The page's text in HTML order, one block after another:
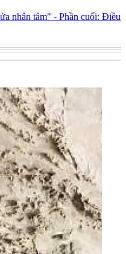
nhân tâm" - Phần cuối: Điều